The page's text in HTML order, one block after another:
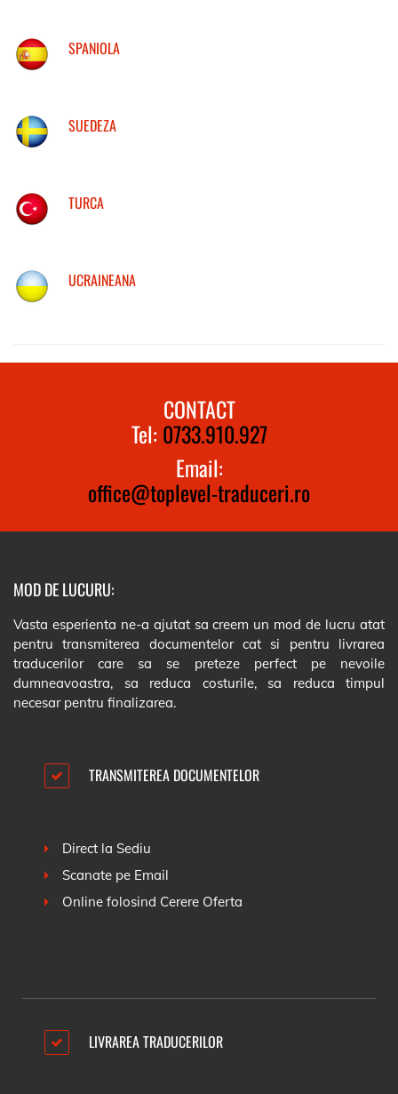
SPANIOLA
SUEDEZA
TURCA
UCRAINEANA
CONTACT
Tel: 0733.910.927
Email:
office@toplevel-traduceri.ro
MOD DE LUCURU:
Vasta esperienta ne-a ajutat sa creem un mod de lucru atat
pentru transmiterea documentelor cat si pentru livrarea
traducerilor care sa se preteze perfect pe nevoile
dumneavoastra, sa reduca costurile, sa reduca timpul
necesar pentru finalizarea.
TRANSMITEREA DOCUMENTELOR
Direct la Sediu
Scanate pe Email
Online folosind Cerere Oferta
LIVRAREA TRADUCERILOR